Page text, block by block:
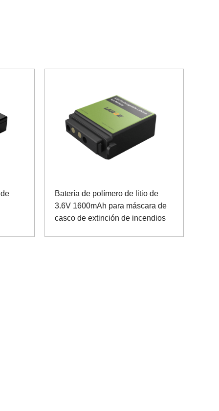
Batería de polímero de litio de
3.6V 1600mAh para máscara de
casco de extinción de incendios